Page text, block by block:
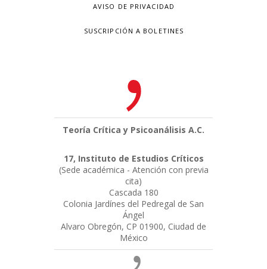
AVISO DE PRIVACIDAD
SUSCRIPCIÓN A BOLETINES
Teoría Crítica y Psicoanálisis A.C.
17, Instituto de Estudios Críticos
(Sede académica - Atención con previa
cita)
Cascada 180
Colonia Jardínes del Pedregal de San
Ángel
Alvaro Obregón, CP 01900, Ciudad de
México